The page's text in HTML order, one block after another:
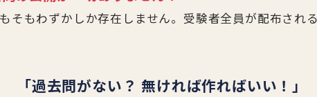
そもわずかしか存在しません。受験者全員が配布され
「過去問がない？ 無ければ作ればいい！」